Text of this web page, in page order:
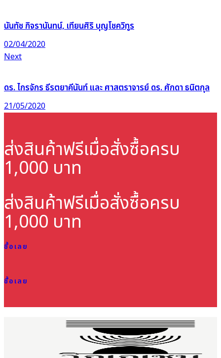
นันทัช กิจรานันทน์, เทียนศิริ บุญโชควิทูร
02/04/2020
Next
ดร. ไกรจักร ธีรตยาคีนันท์ และ ศาสตราจารย์ ดร. ศักดา ธนิตกุล
21/05/2020
ส่งสินค้าฟรีเมื่อสั่งซื้อครบ
1,000 บาท
ส่งสินค้าฟรีเมื่อสั่งซื้อครบ
1,000 บาท
ซื้อเลย
ซื้อเลย